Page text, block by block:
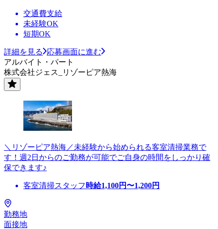
交通費支給
未経験OK
短期OK
詳細を見る
応募画面に進む
アルバイト・パート
株式会社ジェス_リゾーピア熱海
＼リゾーピア熱海／未経験から始められる客室清掃業務で
す！週2日からのご勤務が可能でご自身の時間をしっかり確
保できます♪
客室清掃スタッフ 時給1,100円〜1,200円
勤務地
面接地